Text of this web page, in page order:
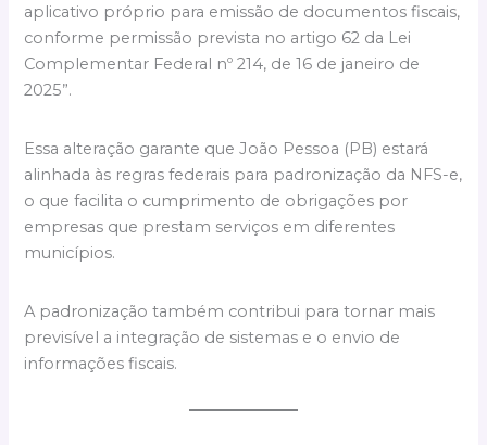
aplicativo próprio para emissão de documentos fiscais,
conforme permissão prevista no artigo 62 da Lei
Complementar Federal nº 214, de 16 de janeiro de
2025”.
Essa alteração garante que João Pessoa (PB) estará
alinhada às regras federais para padronização da NFS-e,
o que facilita o cumprimento de obrigações por
empresas que prestam serviços em diferentes
municípios.
A padronização também contribui para tornar mais
previsível a integração de sistemas e o envio de
informações fiscais.